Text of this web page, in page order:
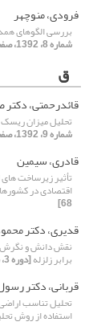
فرودی، منوچهر
بررسی الگوهای
شماره 8، 1392، صفحه 27-40]
ق
قائدرحمتی،
تحلیل میزان
شماره 9، 1392، صفحه 1-14]
قادری، سیمین
تأثیر زیرساخت
اقتصادی در
68]
قدیری، دکتر
نقش دانش و نگرش
برابر زلزله[دوره 3، شماره 6، 1392، صفحه 1-16]
قربانی، دکتر
استفاده از روش